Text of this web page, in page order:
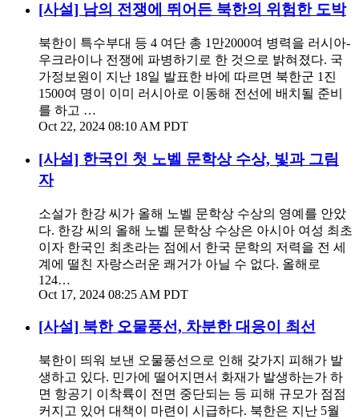
[사설] 남의 전쟁에 뛰어든 북한의 위험한 도박
북한이 특수부대 등 4 여단 총 1만2000여 병력을 러시아-
우크라이나 전쟁에 파병하기로 한 것으로 밝혀졌다. 국
가정보원이 지난 18일 발표한 바에 따르면 북한군 1진
1500여 명이 이미 러시아로 이동해 전선에 배치될 준비
를 하고 …
Oct 22, 2024 08:10 AM PDT
[사설] 한국인 첫 노벨 문학상 수상, 빛과 그림
자
소설가 한강 씨가 올해 노벨 문학상 수상의 영예를 안았
다. 한강 씨의 올해 노벨 문학상 수상은 아시아 여성 최초
이자 한국인 최초라는 점에서 한국 문학의 저력을 전 세
계에 떨친 자랑스러운 쾌거가 아닐 수 없다. 올해로
124…
Oct 17, 2024 08:25 AM PDT
[사설] 북한 오물풍선, 차분한 대응이 최선
북한이 띄워 보낸 오물풍선으로 인해 갖가지 피해가 발
생하고 있다. 민가에 떨어지면서 화재가 발생하는가 하
면 항공기 이착륙이 전면 중단되는 등 피해 규모가 점점
커지고 있어 대책이 마련이 시급하다. 북한은 지난 5월